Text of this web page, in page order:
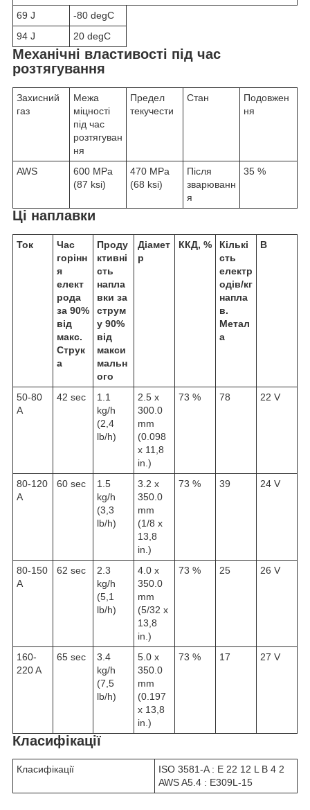
69 J
-80 degC
94 J
20 degC
Механічні властивості під час
розтягування
Захисний
газ
Межа
міцності
під час
розтягуван
ня
Предел
текучести
Стан
Подовжен
ня
AWS
600 MPa
(87 ksi)
470 MPa
(68 ksi)
Після
зварюванн
я
35 %
Ці наплавки
Ток
Час
горінн
я
елект
рода
за 90%
від
макс.
Струк
а
Проду
ктивні
сть
напла
вки за
струм
у 90%
від
макси
мальн
ого
Діамет
р
ККД, %
Кількі
сть
електр
одів/кг
напла
в.
Метал
а
В
50-80
A
42 sec
1.1
kg/h
(2,4
lb/h)
2.5 x
300.0
mm
(0.098
x 11,8
in.)
73 % 78 22 V
80-120
A
60 sec
1.5
kg/h
(3,3
lb/h)
3.2 x
350.0
mm
(1/8 x
13,8
in.)
73 % 39 24 V
80-150
A
62 sec
2.3
kg/h
(5,1
lb/h)
4.0 x
350.0
mm
(5/32 x
13,8
in.)
73 % 25 26 V
160-
220 A
65 sec
3.4
kg/h
(7,5
lb/h)
5.0 x
350.0
mm
(0.197
x 13,8
in.)
73 % 17 27 V
Класифікації
Класифікації
ISO 3581-A : E 22 12 L B 4 2
AWS A5.4 : E309L-15